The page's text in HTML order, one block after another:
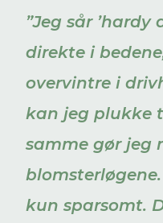
”Jeg sår ’hardy
direkte i
overvintre i
kan jeg plukke
samme gør jeg
kun sparsomt.